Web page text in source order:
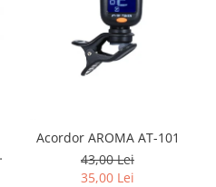
Acordor AROMA AT-101
43,00 Lei
35,00 Lei